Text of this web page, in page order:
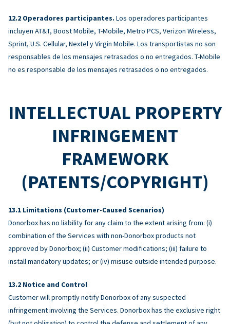
Operadores participantes. Los operadores participantes
incluyen AT&T, Boost Mobile, T-Mobile, Metro PCS, Verizon Wireless,
Sprint, U.S. Cellular, Nextel y Virgin Mobile. Los transportistas no son
responsables de los mensajes retrasados ​​o no entregados. T-Mobile
no es responsable de los mensajes retrasados ​​o no entregados.
INTELLECTUAL PROPERTY
INFRINGEMENT
FRAMEWORK
(PATENTS/COPYRIGHT)
Limitations (Customer-Caused Scenarios)
Donorbox has no liability for any claim to the extent arising from: (i)
combination of the Services with non-Donorbox products not
approved by Donorbox; (ii) Customer modifications; (iii) failure to
install mandatory updates; or (iv) misuse outside intended purpose.
Notice and Control
Customer will promptly notify Donorbox of any suspected
infringement involving the Services. Donorbox has the exclusive right